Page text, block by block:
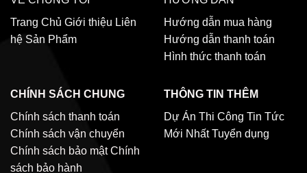
Trang Chủ Giới thiệu Liên
hệ Sản Phẩm
Hướng dẫn mua hàng
Hướng dẫn thanh toán
Hình thức thanh toán
CHÍNH SÁCH CHUNG
Chính sách thanh toán
Chính sách vận chuyển
Chính sách bảo mật Chính
sách bảo hành
THÔNG TIN THÊM
Dự Án Thi Công Tin Tức
Mới Nhất Tuyển dụng